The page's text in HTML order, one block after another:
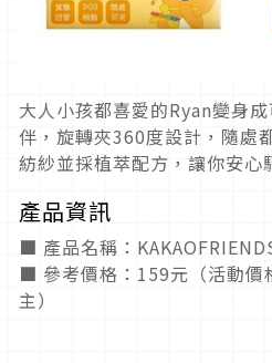
大人小孩都喜愛的Ryan變身
伴，旋轉夾360度設計，隨處
紡紗並採植萃配方，讓你安心
產品資訊
■ 產品名稱：
■ 參考價格：159元（活動價
主）